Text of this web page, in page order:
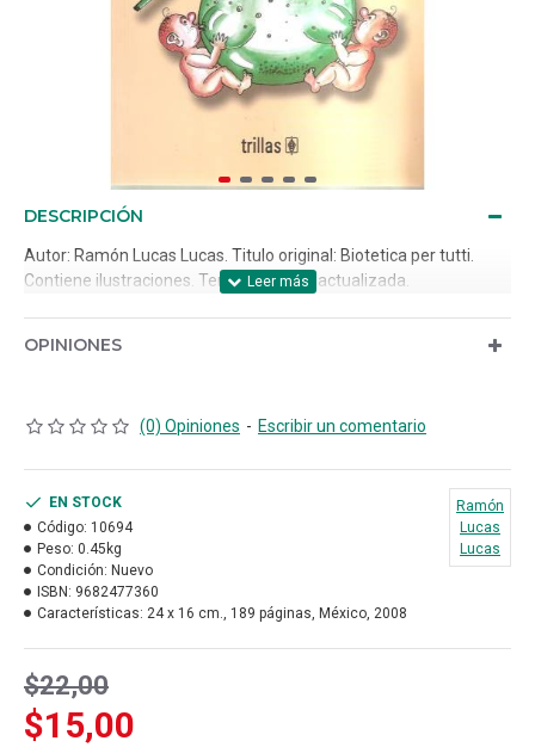
DESCRIPCIÓN
Autor: Ramón Lucas Lucas. Titulo original: Biotetica per tutti.
Contiene ilustraciones. Tercera edición actualizada.
OPINIONES
(0) Opiniones - Escribir un comentario
$22,00
$15,00
EN STOCK
Código: 10694
Peso: 0.45kg
Condición: Nuevo
ISBN: 9682477360
Características: 24 x 16 cm., 189 páginas, México, 2008
Ramón
Lucas
Lucas